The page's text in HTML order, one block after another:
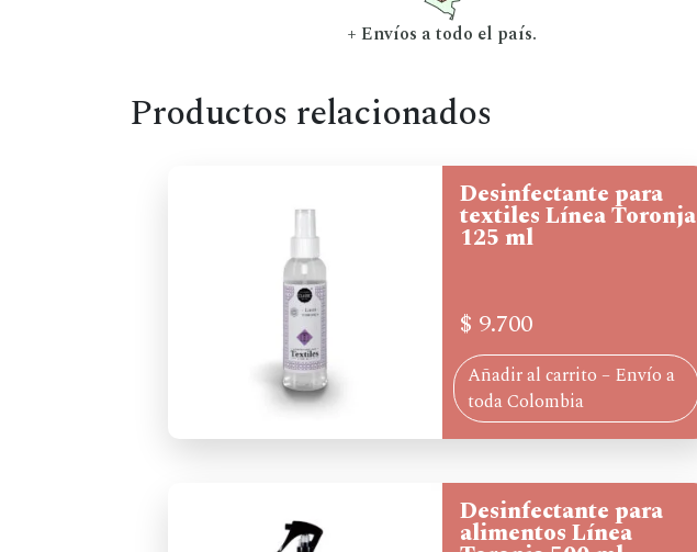
+ Envíos a todo el país.
Productos relacionados
Desinfectante para
textiles Línea Toronja
125 ml
$ 9.700
Añadir al carrito – Envío a
toda Colombia
Desinfectante para
alimentos Línea